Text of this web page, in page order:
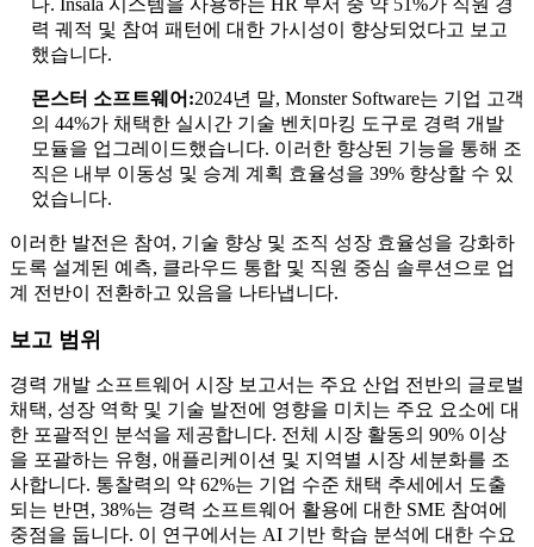
다. Insala 시스템을 사용하는 HR 부서 중 약 51%가 직원 경
력 궤적 및 참여 패턴에 대한 가시성이 향상되었다고 보고
했습니다.
몬스터 소프트웨어:2024년 말, Monster Software는 기업 고객
의 44%가 채택한 실시간 기술 벤치마킹 도구로 경력 개발
모듈을 업그레이드했습니다. 이러한 향상된 기능을 통해 조
직은 내부 이동성 및 승계 계획 효율성을 39% 향상할 수 있
었습니다.
이러한 발전은 참여, 기술 향상 및 조직 성장 효율성을 강화하
도록 설계된 예측, 클라우드 통합 및 직원 중심 솔루션으로 업
계 전반이 전환하고 있음을 나타냅니다.
보고 범위
경력 개발 소프트웨어 시장 보고서는 주요 산업 전반의 글로벌
채택, 성장 역학 및 기술 발전에 영향을 미치는 주요 요소에 대
한 포괄적인 분석을 제공합니다. 전체 시장 활동의 90% 이상
을 포괄하는 유형, 애플리케이션 및 지역별 시장 세분화를 조
사합니다. 통찰력의 약 62%는 기업 수준 채택 추세에서 도출
되는 반면, 38%는 경력 소프트웨어 활용에 대한 SME 참여에
중점을 둡니다. 이 연구에서는 AI 기반 학습 분석에 대한 수요